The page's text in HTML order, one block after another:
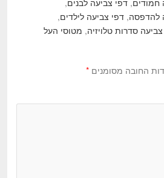
להדפסה, דפי צביעה לילדים,
סדרות טלויזיה, מטוסי העל
החובה מסומנים *